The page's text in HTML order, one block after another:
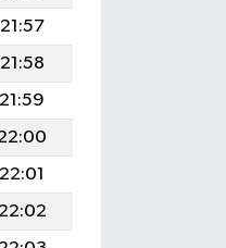
21:57
21:58
21:59
22:01
22:02